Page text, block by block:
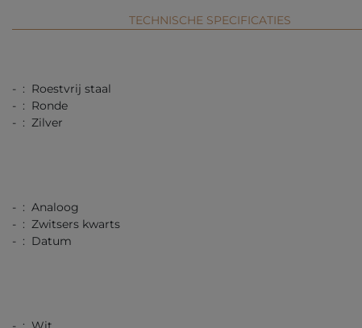
TECHNISCHE SPECIFICATIES
- : Roestvrij staal
- : Ronde
- : Zilver
- : Analoog
- : Zwitsers kwarts
- : Datum